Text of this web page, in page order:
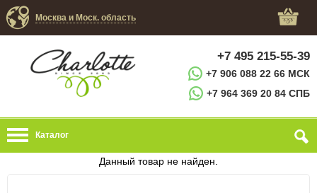
Москва и Моск. область
+7 495 215-55-39
+7 906 088 22 66 МСК
+7 964 369 20 84 СПБ
Каталог
Данный товар не найден.